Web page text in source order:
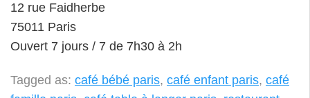
12 rue Faidherbe
75011 Paris
Ouvert 7 jours / 7 de 7h30 à 2h
Tagged as: café bébé paris, café enfant paris, café